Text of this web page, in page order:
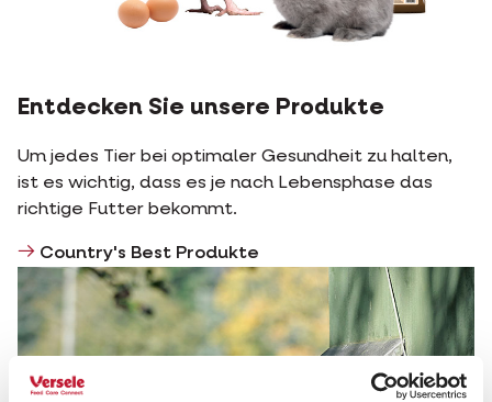
Entdecken Sie unsere Produkte
Um jedes Tier bei optimaler Gesundheit zu halten,
ist es wichtig, dass es je nach Lebensphase das
richtige Futter bekommt.
Country's Best Produkte